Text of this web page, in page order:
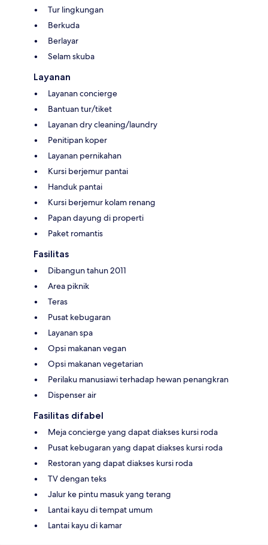
Tur lingkungan
Berkuda
Berlayar
Selam skuba
Layanan
Layanan concierge
Bantuan tur/tiket
Layanan dry cleaning/laundry
Penitipan koper
Layanan pernikahan
Kursi berjemur pantai
Handuk pantai
Kursi berjemur kolam renang
Papan dayung di properti
Paket romantis
Fasilitas
Dibangun tahun 2011
Area piknik
Teras
Pusat kebugaran
Layanan spa
Opsi makanan vegan
Opsi makanan vegetarian
Perilaku manusiawi terhadap hewan penangkran
Dispenser air
Fasilitas difabel
Meja concierge yang dapat diakses kursi roda
Pusat kebugaran yang dapat diakses kursi roda
Restoran yang dapat diakses kursi roda
TV dengan teks
Jalur ke pintu masuk yang terang
Lantai kayu di tempat umum
Lantai kayu di kamar